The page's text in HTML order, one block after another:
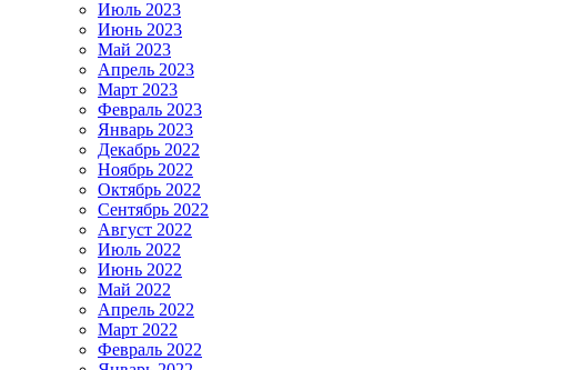
Июль 2023
Июнь 2023
Май 2023
Апрель 2023
Март 2023
Февраль 2023
Январь 2023
Декабрь 2022
Ноябрь 2022
Октябрь 2022
Сентябрь 2022
Август 2022
Июль 2022
Июнь 2022
Май 2022
Апрель 2022
Март 2022
Февраль 2022